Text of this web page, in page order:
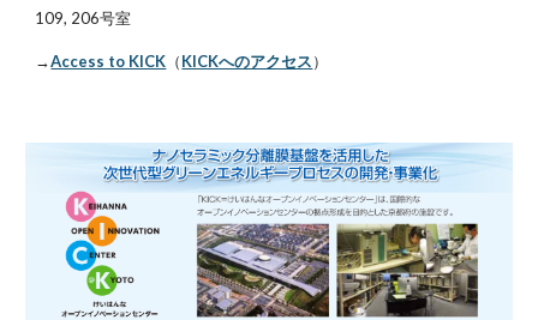
109, 206号室
→Access to KICK （KICKへのアクセス）